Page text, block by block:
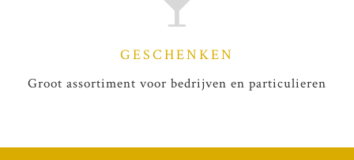
GESCHENKEN
Groot assortiment voor bedrijven en particulieren